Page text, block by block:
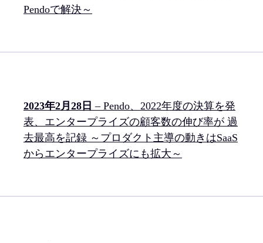
Pendoで解決～
2023年2月28日 – Pendo、2022年度の決算を発
表、エンタープライズの顧客数の伸び率が 過
去最高を記録 ～プロダクト主導の動きはSaaS
からエンタープライズにも拡大～